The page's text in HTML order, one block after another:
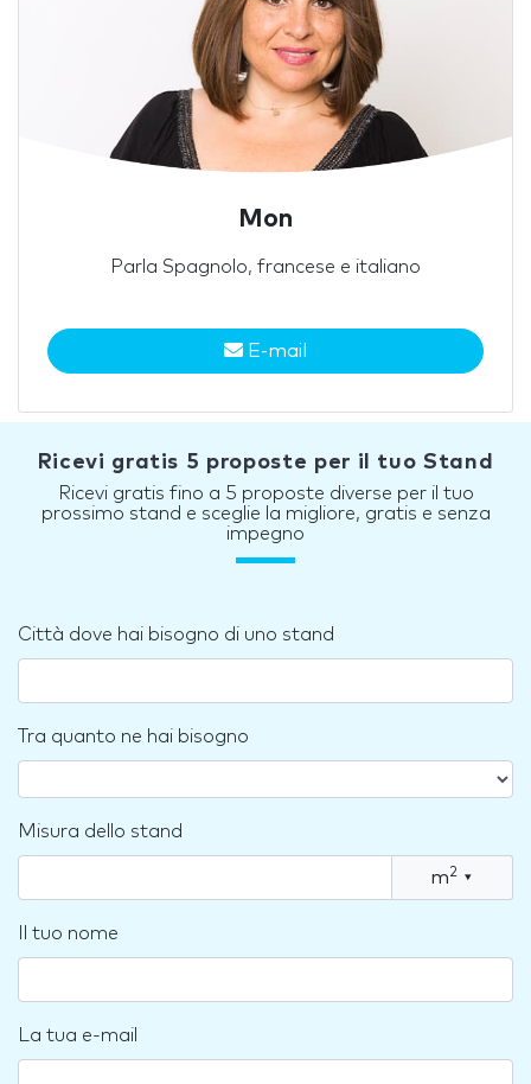
Mon
Parla Spagnolo, francese e italiano
E-mail
Ricevi gratis 5 proposte per il tuo Stand
Ricevi gratis fino a 5 proposte diverse per il tuo
prossimo stand e sceglie la migliore, gratis e senza
impegno
Città dove hai bisogno di uno stand
Tra quanto ne hai bisogno
Misura dello stand
m2 ▾
Il tuo nome
La tua e-mail